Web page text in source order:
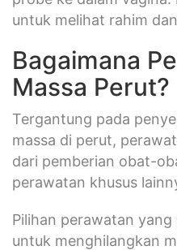
untuk melihat rahim
Bagaimana
Massa Perut?
Tergantung pada
massa di perut,
dari pemberian obat-
perawatan khusus
Pilihan perawatan yang
untuk menghilangkan